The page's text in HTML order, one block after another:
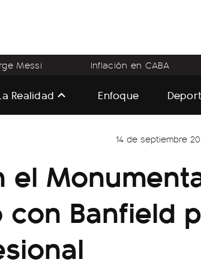
Messi Inflación en CABA
Realidad Enfoque
14 de septiembre
el
con Banfield